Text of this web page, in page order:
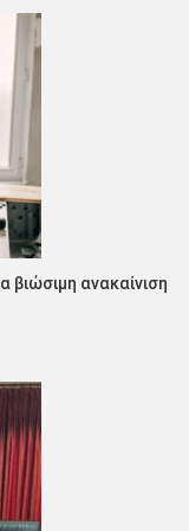
βιώσιμη ανακαίνιση